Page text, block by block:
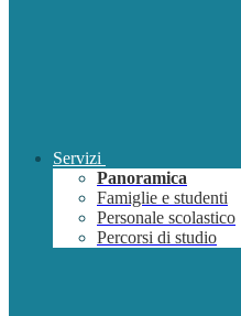
Servizi
Panoramica
Famiglie e studenti
Personale scolastico
Percorsi di studio